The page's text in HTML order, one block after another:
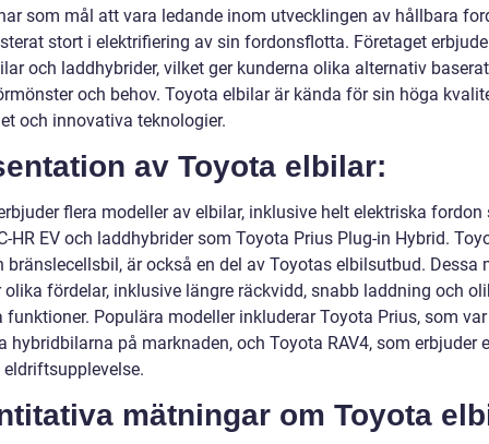
som mål att vara ledande inom utvecklingen av hållbara
stort i elektrifiering av sin fordonsflotta. Företaget
och laddhybrider, vilket ger kunderna olika alternativ
och behov. Toyota elbilar är kända för sin höga
och innovativa teknologier.
av Toyota elbilar:
flera modeller av elbilar, inklusive helt elektriska fordon
HR EV och laddhybrider som Toyota Prius Plug-in Hybrid.
bränslecellsbil, är också en del av Toyotas elbilsutbud. Dessa
olika fördelar, inklusive längre räckvidd, snabb laddning och
funktioner. Populära modeller inkluderar Toyota Prius, som
hybridbilarna på marknaden, och Toyota RAV4, som erbjuder
mätningar om Toyota